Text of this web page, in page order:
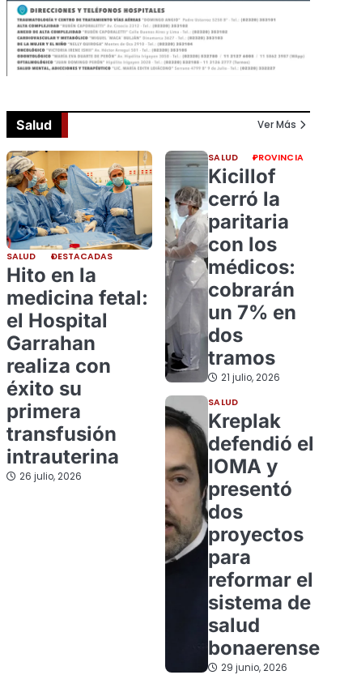
Salud Ver Más
SALUD DESTACADAS
Hito en la
medicina fetal:
el Hospital
Garrahan
realiza con
éxito su
primera
transfusión
intrauterina
26 julio, 2026
SALUD PROVINCIA
Kicillof
cerró la
paritaria
con los
médicos:
cobrarán
un 7% en
dos
tramos
21 julio, 2026
SALUD
Kreplak
defendió el
IOMA y
presentó
dos
proyectos
para
reformar el
sistema de
salud
bonaerense
29 junio, 2026